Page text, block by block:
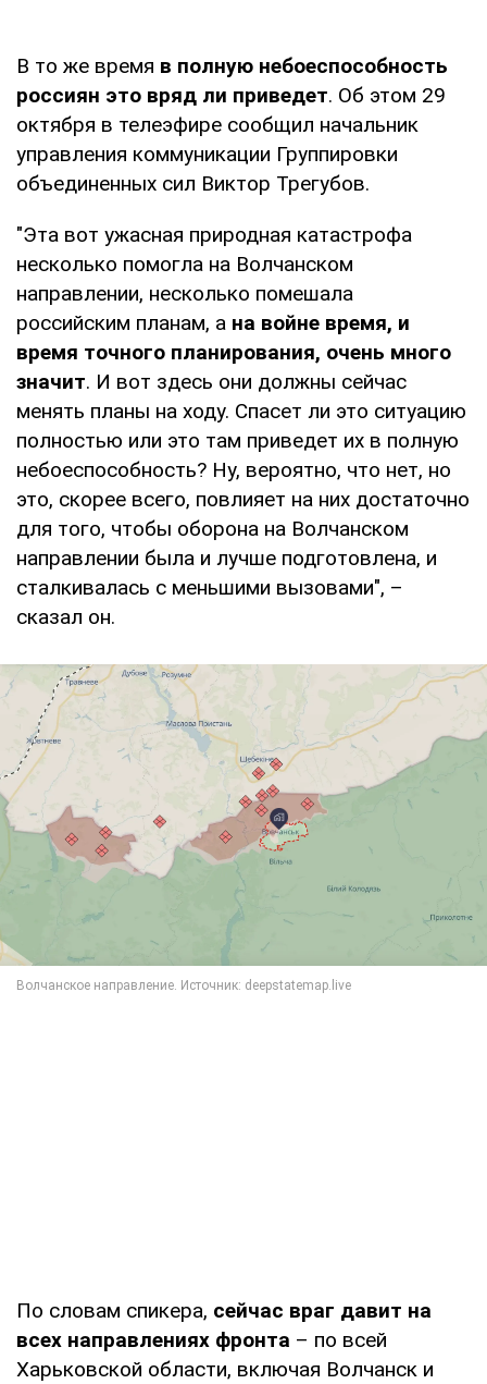
В то же время в полную небоеспособность
россиян это вряд ли приведет. Об этом 29
октября в телеэфире сообщил начальник
управления коммуникации Группировки
объединенных сил Виктор Трегубов.
"Эта вот ужасная природная катастрофа
несколько помогла на Волчанском
направлении, несколько помешала
российским планам, а на войне время, и
время точного планирования, очень много
значит. И вот здесь они должны сейчас
менять планы на ходу. Спасет ли это ситуацию
полностью или это там приведет их в полную
небоеспособность? Ну, вероятно, что нет, но
это, скорее всего, повлияет на них достаточно
для того, чтобы оборона на Волчанском
направлении была и лучше подготовлена, и
сталкивалась с меньшими вызовами", –
сказал он.
По словам спикера, сейчас враг давит на
всех направлениях фронта – по всей
Харьковской области, включая Волчанск и